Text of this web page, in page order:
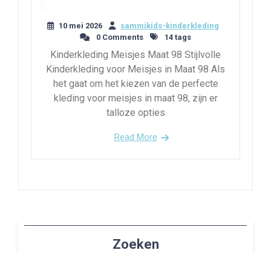
10 mei 2026
sammikids-kinderkleding
0 Comments
14 tags
Kinderkleding Meisjes Maat 98 Stijlvolle
Kinderkleding voor Meisjes in Maat 98 Als
het gaat om het kiezen van de perfecte
kleding voor meisjes in maat 98, zijn er
talloze opties
Read More
Zoeken